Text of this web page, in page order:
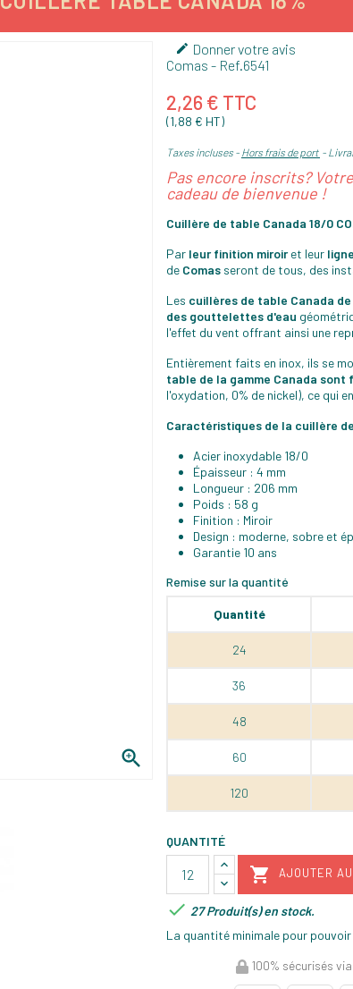

 Donner votre avis
Comas - Ref. 6541
2,26 € TTC
(1,88 € HT)
Taxes incluses Hors frais de port
Pas encore inscrits?
cadeau de bienvenue !
Cuillère de table Canada 18/0
Par leur finition miroiret leur
de Comas seront de tous, des
Les cuillères de table Canada de
des gouttelettes d'eau
l'effet du vent offrant ainsi une
Entièrement faits en inox, ils se
table de la gamme Canada
l'oxydation, 0% de nickel), ce qui
Caractéristiques de la cuillère
Acier inoxydable 18/0
Épaisseur : 4 mm
Longueur : 206 mm
Poids : 58 g
Finition : Miroir
Design : moderne, sobre et
Garantie 10 ans
Remise sur la quantité
Quantité
24
36
48
60
120
QUANTITÉ
 AJOUTER
 27 Produit(s) en stock.
La quantité minimale pour
100% sécurisés